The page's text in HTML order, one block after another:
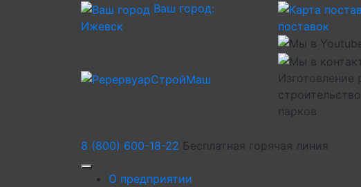
Ваш город:
Ижевск
поставок
Изготовление
парков
8 (800) 600-18-22 Бесплатная горячая линия
О предприятии